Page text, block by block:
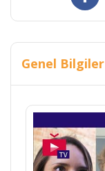
Genel Bilgiler